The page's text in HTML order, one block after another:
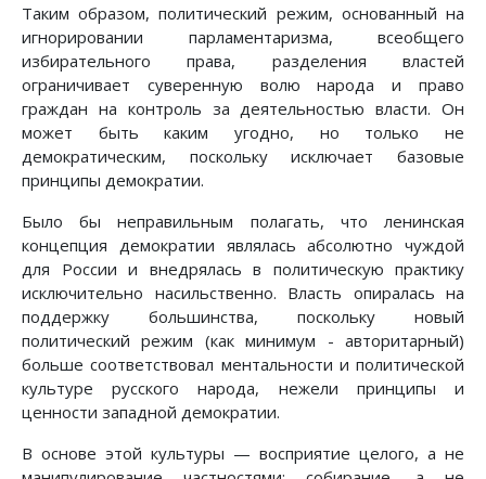
Таким образом, политический режим, основанный на
игнорировании парламентаризма, всеобщего
избирательного права, разделения властей
ограничивает суверенную волю народа и право
граждан на контроль за деятельностью власти. Он
может быть каким угодно, но только не
демократическим, поскольку исключает базовые
принципы демократии.
Было бы неправильным полагать, что ленинская
концепция демократии являлась абсолютно чуждой
для России и внедрялась в политическую практику
исключительно насильственно. Власть опиралась на
поддержку большинства, поскольку новый
политический режим (как минимум - авторитарный)
больше соответствовал ментальности и политической
культуре русского народа, нежели принципы и
ценности западной демократии.
В основе этой культуры — восприятие целого, а не